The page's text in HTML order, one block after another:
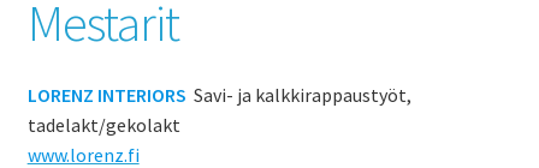
Mestarit
LORENZ INTERIORS Savi- ja kalkkirappaustyöt,
tadelakt/gekolakt
www.lorenz.fi